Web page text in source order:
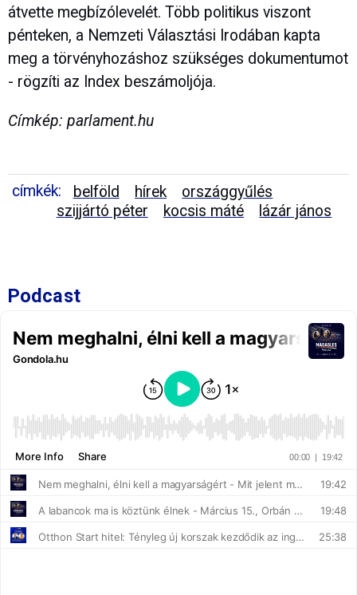
átvette megbízólevelét. Több politikus viszont
pénteken, a Nemzeti Választási Irodában kapta
meg a törvényhozáshoz szükséges dokumentumot
- rögzíti az Index beszámoljója.
Címkép: parlament.hu
címkék: belföld hírek
országgyűlés
szijjártó péter
kocsis máté lázár jános
Podcast